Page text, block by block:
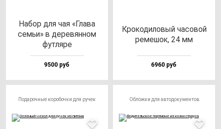
Набор для чая «Гла­ва
семьи» в де­ре­вян­ном
фут­ля­ре
9500 руб
Кро­ко­ди­ло­вый ча­со­вой
ре­ме­шок, 24 мм
6960 руб
Подарочные коробочки для ручек Обложки для автодокументов